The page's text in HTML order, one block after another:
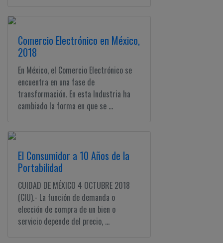
Comercio Electrónico en México,
2018
En México, el Comercio Electrónico se
encuentra en una fase de
transformación. En esta Industria ha
cambiado la forma en que se ...
El Consumidor a 10 Años de la
Portabilidad
CUIDAD DE MÉXICO 4 OCTUBRE 2018
(CIU).- La función de demanda o
elección de compra de un bien o
servicio depende del precio, ...